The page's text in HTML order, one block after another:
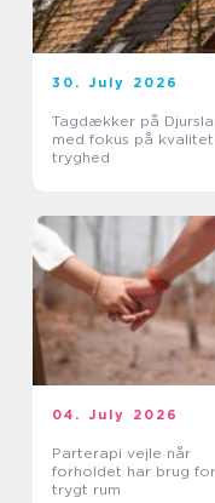
30. July 2026
Tagdækker på
med fokus på
tryghed
04. July 2026
Parterapi vejle når
forholdet har brug
trygt rum